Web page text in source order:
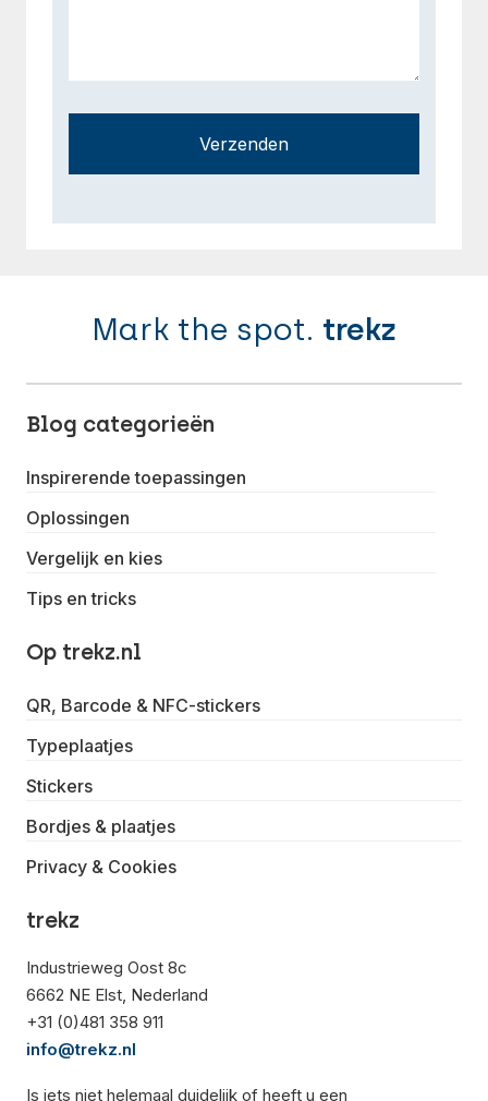
Verzenden
Mark the spot. trekz
Blog categorieën
Inspirerende toepassingen
Oplossingen
Vergelijk en kies
Tips en tricks
Op trekz.nl
QR, Barcode & NFC-stickers
Typeplaatjes
Stickers
Bordjes & plaatjes
Privacy & Cookies
trekz
Industrieweg Oost 8c
6662 NE Elst, Nederland
+31 (0)481 358 911
info@trekz.nl
Is iets niet helemaal duidelijk of heeft u een